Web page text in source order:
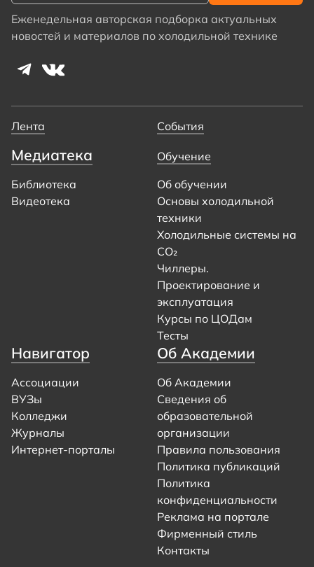
Еженедельная авторская подборка актуальных
новостей и материалов по холодильной технике
Лента События
Медиатека
Библиотека
Видеотека
Обучение
Об обучении
Основы холодильной
техники
Холодильные системы на
CO₂
Чиллеры.
Проектирование и
эксплуатация
Курсы по ЦОДам
Тесты
Навигатор
Ассоциации
ВУЗы
Колледжи
Журналы
Интернет-порталы
Об Академии
Об Академии
Сведения об
образовательной
организации
Правила пользования
Политика публикаций
Политика
конфиденциальности
Реклама на портале
Фирменный стиль
Контакты